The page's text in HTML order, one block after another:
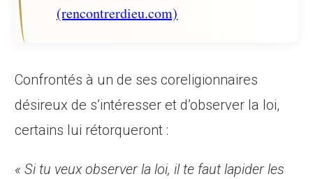
(rencontrerdieu.com)
Confrontés à un de ses coreligionnaires
désireux de s’intéresser et d’observer la loi,
certains lui rétorqueront :
« Si tu veux observer la loi, il te faut lapider les